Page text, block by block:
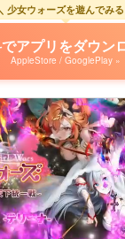
少女ウォーズを遊んでみ
アプリをダウン
AppleStore / GooglePlay »